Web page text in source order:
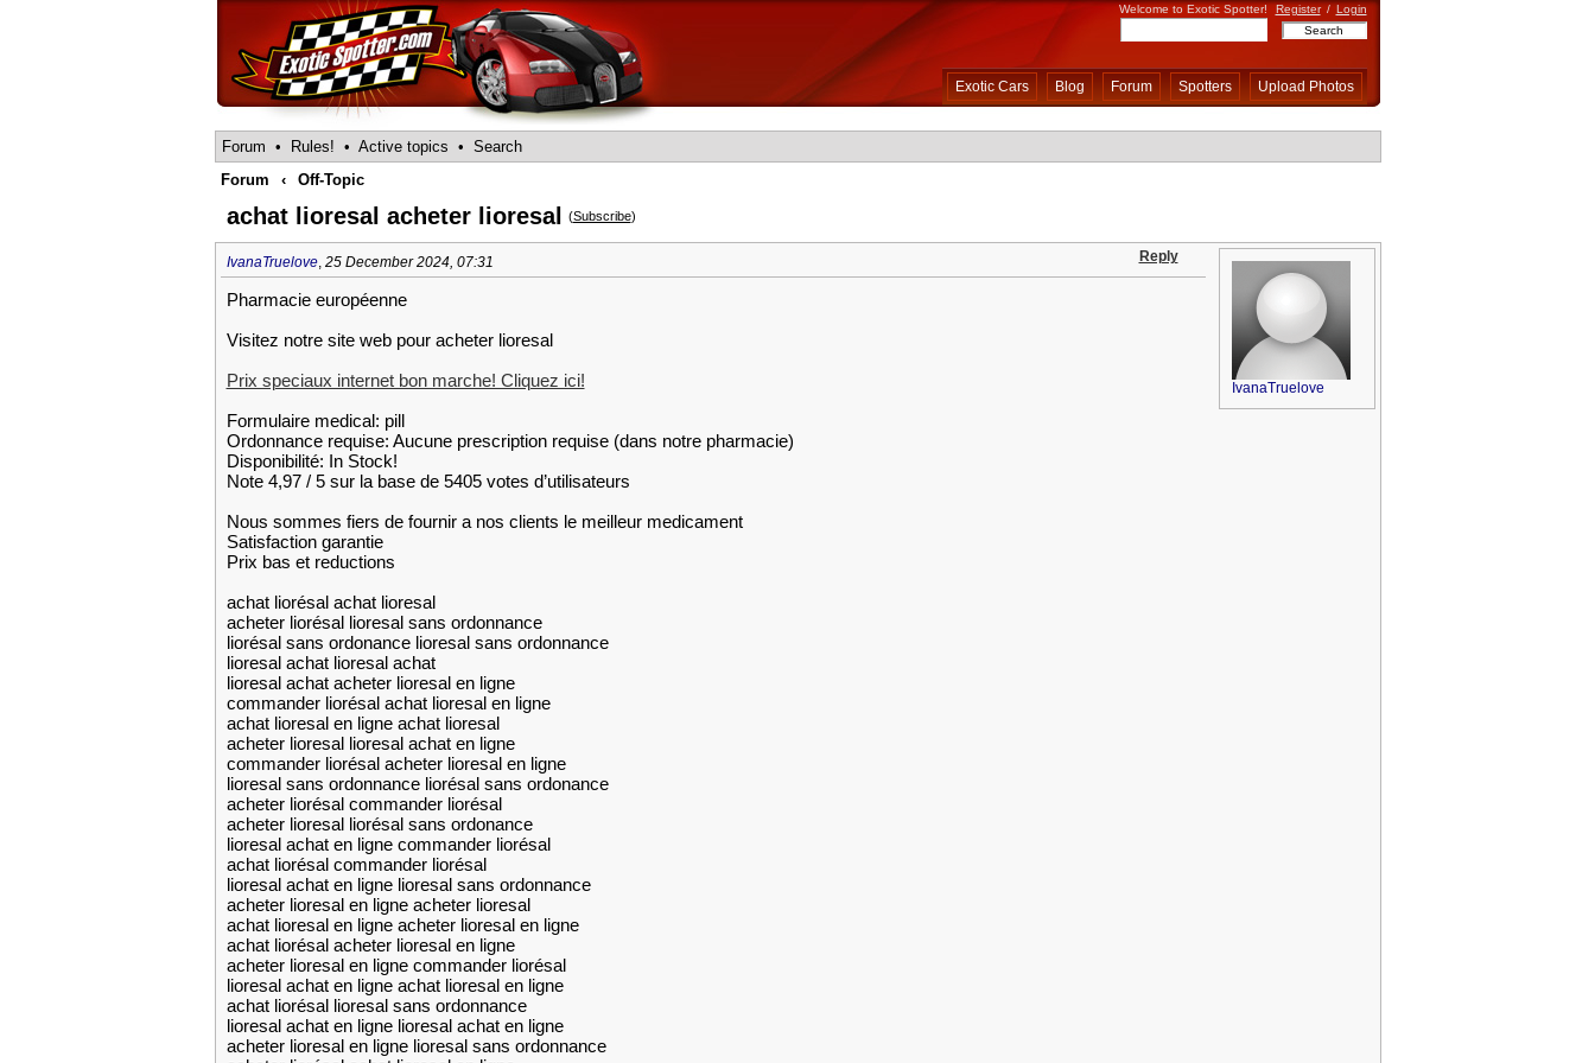
Welcome to Exotic Spotter! Register / Login
Exotic Cars Blog Forum Spotters Upload Photos
Forum • Rules! • Active topics • Search
Forum
‹ Off-Topic
achat lioresal acheter lioresal (Subscribe)
IvanaTruelove, 25 December 2024, 07:31 Reply
Pharmacie européenne
Visitez notre site web pour acheter lioresal
Prix speciaux internet bon marche! Cliquez ici!
Formulaire medical: pill
Ordonnance requise: Aucune prescription requise (dans notre pharmacie)
Disponibilité: In Stock!
Note 4,97 / 5 sur la base de 5405 votes d’utilisateurs
Nous sommes fiers de fournir a nos clients le meilleur medicament
Satisfaction garantie
Prix bas et reductions
achat liorésal achat lioresal
acheter liorésal lioresal sans ordonnance
liorésal sans ordonance lioresal sans ordonnance
lioresal achat lioresal achat
lioresal achat acheter lioresal en ligne
commander liorésal achat lioresal en ligne
achat lioresal en ligne achat lioresal
acheter lioresal lioresal achat en ligne
commander liorésal acheter lioresal en ligne
lioresal sans ordonnance liorésal sans ordonance
acheter liorésal commander liorésal
acheter lioresal liorésal sans ordonance
lioresal achat en ligne commander liorésal
achat liorésal commander liorésal
lioresal achat en ligne lioresal sans ordonnance
acheter lioresal en ligne acheter lioresal
achat lioresal en ligne acheter lioresal en ligne
achat liorésal acheter lioresal en ligne
acheter lioresal en ligne commander liorésal
lioresal achat en ligne achat lioresal en ligne
achat liorésal lioresal sans ordonnance
lioresal achat en ligne lioresal achat en ligne
acheter lioresal en ligne lioresal sans ordonnance
IvanaTruelove